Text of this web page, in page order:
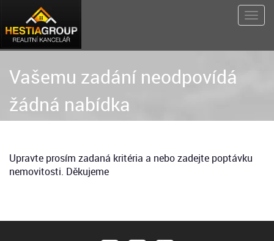
Vašemu zadání neodpovídá
žádná nabídka
Upravte prosím zadaná kritéria a nebo zadejte poptávku
nemovitosti. Děkujeme